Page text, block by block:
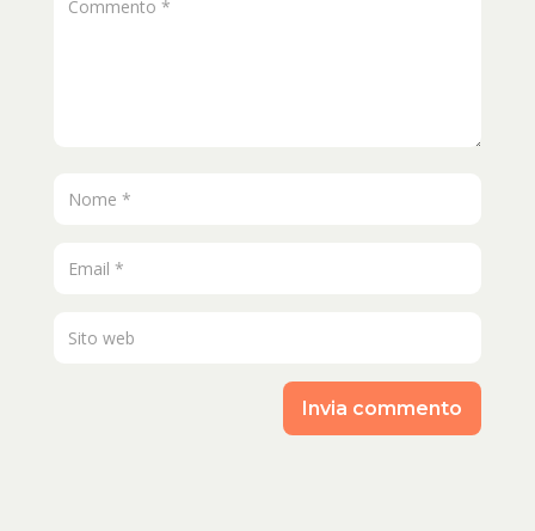
Invia commento